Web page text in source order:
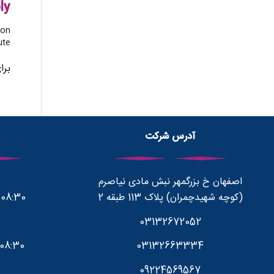
آدرس شرکت
اصفهان خ بزرگمهر نبش مادی نیاصرم
(کوچه شهیدچمران) پلاک 113 طبقه 2
03132672052
03132663334
09224569567
08:30 صبح تا 1700 بعد از ظهر
08:30 صبح تا 12:30 بعدازظهر